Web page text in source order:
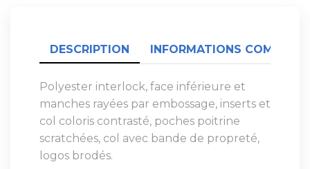
DESCRIPTION INFORMATIONS
Polyester interlock, face inférieure et
manches rayées par embossage, inserts et
col coloris contrasté, poches poitrine
scratchées, col avec bande de propreté,
logos brodés.